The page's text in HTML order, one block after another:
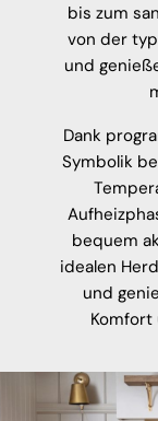
bis zum
von der
und
Dank
Symbolik
bequem
idealen
und
Komfort